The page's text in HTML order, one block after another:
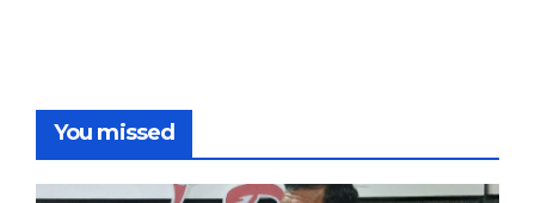
You missed